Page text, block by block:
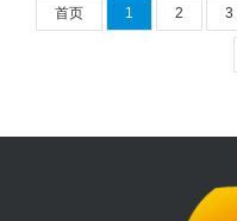
首页 1 2 3